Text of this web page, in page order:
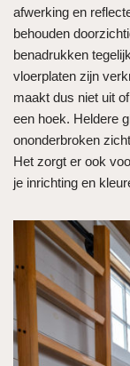
afwerking en
behouden
benadrukken
vloerplaten zijn
maakt dus niet uit
een hoek. Heldere
ononderbroken
Het zorgt er ook
je inrichting en